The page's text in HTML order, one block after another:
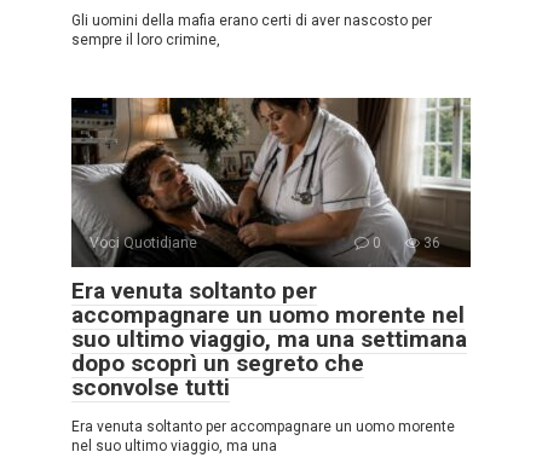
Gli uomini della mafia erano certi di aver nascosto per
sempre il loro crimine,
Voci Quotidiane 0 36
Era venuta soltanto per
accompagnare un uomo morente nel
suo ultimo viaggio, ma una settimana
dopo scoprì un segreto che
sconvolse tutti
Era venuta soltanto per accompagnare un uomo morente
nel suo ultimo viaggio, ma una